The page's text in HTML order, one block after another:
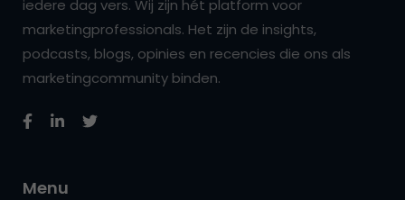
iedere dag vers. Wij zijn hét platform voor
marketingprofessionals. Het zijn de insights,
podcasts, blogs, opinies en recencies die ons als
marketingcommunity binden.
Menu